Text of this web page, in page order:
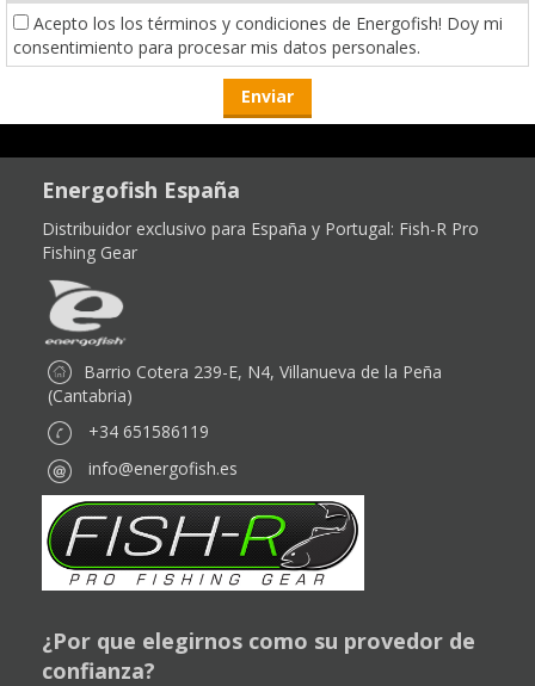
Acepto los los términos y condiciones de Energofish! Doy mi
consentimiento para procesar mis datos personales.
Energofish España
Distribuidor exclusivo para España y Portugal: Fish-R Pro
Fishing Gear
Barrio Cotera 239-E, N4, Villanueva de la Peña
(Cantabria)
+34 651586119
info@energofish.es
¿Por que elegirnos como su provedor de
confianza?